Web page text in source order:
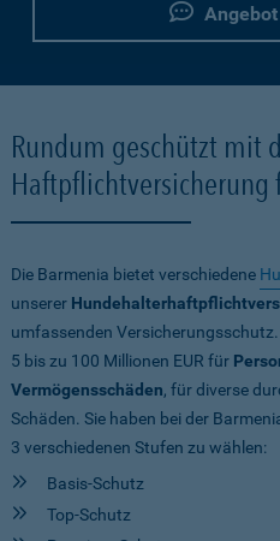
Rundum geschützt mit
Haftpflichtversicherung
Die Barmenia bietet verschiedene
unserer
umfassenden
5 bis zu 100 Millionen EUR für
Vermögensschäden, für diverse
Schäden. Sie haben bei der
3 verschiedenen Stufen zu wählen:
Basis-Schutz
Top-Schutz